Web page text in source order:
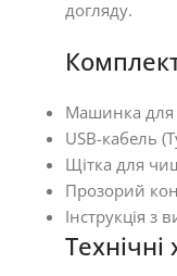
догляду.
Машинка для
USB-кабель
Щітка для
Прозорий
Інструкція з